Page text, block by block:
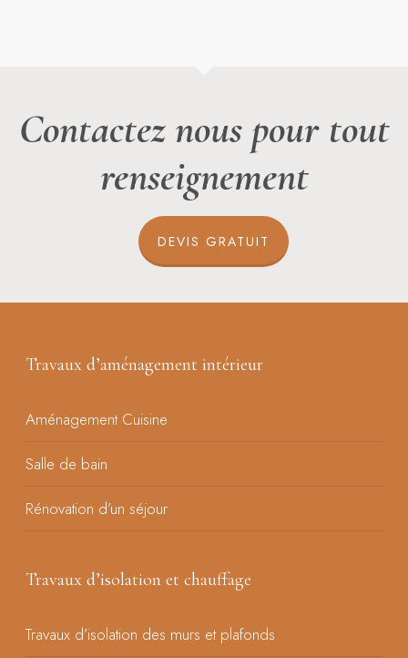
Contactez nous pour tout
renseignement
DEVIS GRATUIT
Travaux d’aménagement intérieur
Aménagement Cuisine
Salle de bain
Rénovation d’un séjour
Travaux d’isolation et chauffage
Travaux d’isolation des murs et plafonds